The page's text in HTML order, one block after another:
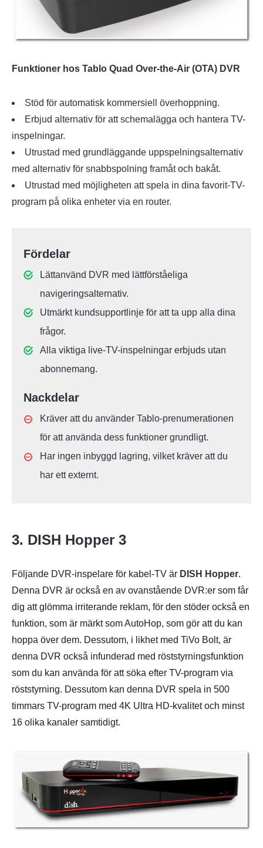
Funktioner hos Tablo Quad Over-the-Air (OTA) DVR
Stöd för automatisk kommersiell överhoppning.
Erbjud alternativ för att schemalägga och hantera TV-
inspelningar.
Utrustad med grundläggande uppspelningsalternativ
med alternativ för snabbspolning framåt och bakåt.
Utrustad med möjligheten att spela in dina favorit-TV-
program på olika enheter via en router.
Fördelar
Lättanvänd DVR med lättförståeliga
navigeringsalternativ.
Utmärkt kundsupportlinje för att ta upp alla dina
frågor.
Alla viktiga live-TV-inspelningar erbjuds utan
abonnemang.
Nackdelar
Kräver att du använder Tablo-prenumerationen
för att använda dess funktioner grundligt.
Har ingen inbyggd lagring, vilket kräver att du
har ett externt.
3. DISH Hopper 3
Följande DVR-inspelare för kabel-TV är DISH Hopper.
Denna DVR är också en av ovanstående DVR:er som får
dig att glömma irriterande reklam, för den stöder också en
funktion, som är märkt som AutoHop, som gör att du kan
hoppa över dem. Dessutom, i likhet med TiVo Bolt, är
denna DVR också infunderad med röststyrningsfunktion
som du kan använda för att söka efter TV-program via
röststyrning. Dessutom kan denna DVR spela in 500
timmars TV-program med 4K Ultra HD-kvalitet och minst
16 olika kanaler samtidigt.